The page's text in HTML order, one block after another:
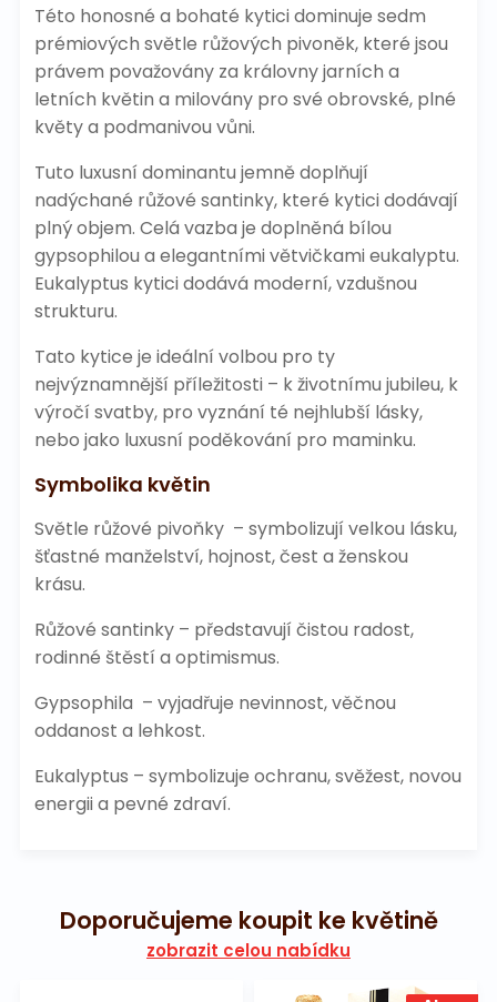
Této honosné a bohaté kytici dominuje sedm
prémiových světle růžových pivoněk, které jsou
právem považovány za královny jarních a
letních květin a milovány pro své obrovské, plné
květy a podmanivou vůni.
Tuto luxusní dominantu jemně doplňují
nadýchané růžové santinky, které kytici dodávají
plný objem. Celá vazba je doplněná bílou
gypsophilou a elegantními větvičkami eukalyptu.
Eukalyptus kytici dodává moderní, vzdušnou
strukturu.
Tato kytice je ideální volbou pro ty
nejvýznamnější příležitosti – k životnímu jubileu, k
výročí svatby, pro vyznání té nejhlubší lásky,
nebo jako luxusní poděkování pro maminku.
Symbolika květin
Světle růžové pivoňky – symbolizují velkou lásku,
šťastné manželství, hojnost, čest a ženskou
krásu.
Růžové santinky – představují čistou radost,
rodinné štěstí a optimismus.
Gypsophila – vyjadřuje nevinnost, věčnou
oddanost a lehkost.
Eukalyptus – symbolizuje ochranu, svěžest, novou
energii a pevné zdraví.
Doporučujeme koupit ke květině
zobrazit celou nabídku